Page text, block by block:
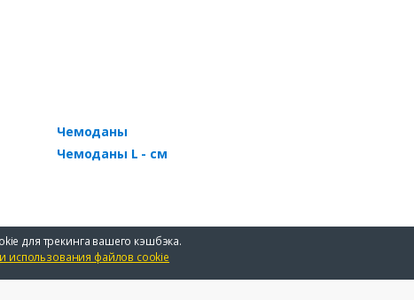
Чемоданы
Чемоданы L - см
для трекинга вашего кэшбэка.
использования файлов cookie